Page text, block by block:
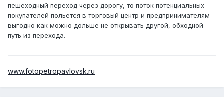
пешеходный переход через дорогу, то поток потенциальных
покупателей польется в торговый центр и предпринимателям
выгодно как можно дольше не открывать другой, обходной
путь из перехода.
www.fotopetropavlovsk.ru